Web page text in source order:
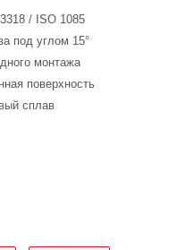
/ ISO 1085
под углом 15°
монтажа
поверхность
сплав